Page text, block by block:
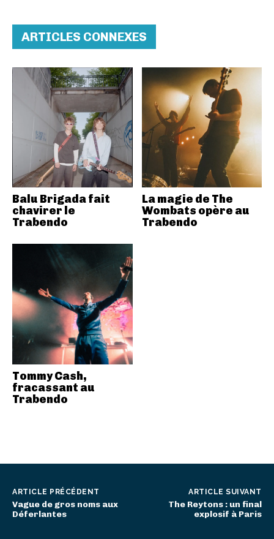
ARTICLES CONNEXES
Balu Brigada fait
chavirer le
Trabendo
La magie de The
Wombats opère au
Trabendo
Tommy Cash,
fracassant au
Trabendo
ARTICLE PRÉCÉDENT
Vague de gros noms aux
Déferlantes
ARTICLE SUIVANT
The Reytons : un final
explosif à Paris